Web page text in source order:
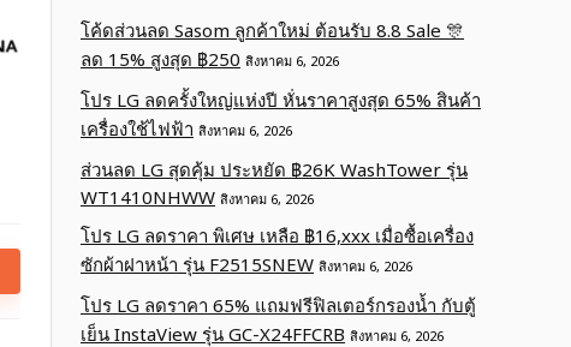
โค้ดส่วนลด Sasom ลูกค้าใหม่ ต้อนรับ 8.8 Sale 🎊
ลด 15% สูงสุด ฿250 สิงหาคม 6, 2026
โปร LG ลดครั้งใหญ่แห่งปี หั่นราคาสูงสุด 65% สินค้า
เครื่องใช้ไฟฟ้า สิงหาคม 6, 2026
ส่วนลด LG สุดคุ้ม ประหยัด ฿26K WashTower รุ่น
WT1410NHWW สิงหาคม 6, 2026
โปร LG ลดราคา พิเศษ เหลือ ฿16,xxx เมื่อซื้อเครื่อง
ซักผ้าฝาหน้า รุ่น F2515SNEW สิงหาคม 6, 2026
โปร LG ลดราคา 65% แถมฟรีฟิลเตอร์กรองน้ำ กับตู้
เย็น InstaView รุ่น GC-X24FFCRB สิงหาคม 6, 2026